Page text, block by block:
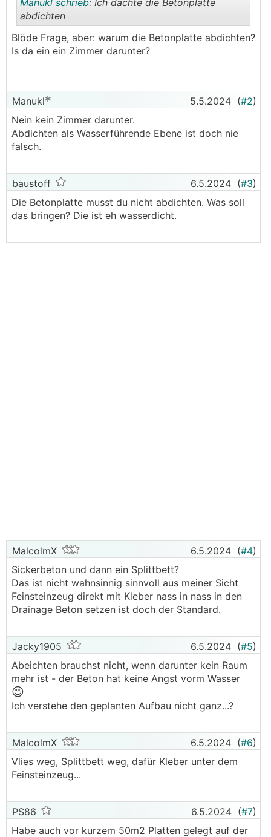
..
Manukl schrieb: Ich dachte die Betonplatte
abdichten
Blöde Frage, aber: warum die Betonplatte abdichten?
Is da ein ein Zimmer darunter?
Manukl 5.5.2024 (#2)
Nein kein Zimmer darunter.
Abdichten als Wasserführende Ebene ist doch nie
falsch.
baustoff 6.5.2024 (#3)
Die Betonplatte musst du nicht abdichten. Was soll
das bringen? Die ist eh wasserdicht.
MalcolmX 6.5.2024 (#4)
Sickerbeton und dann ein Splittbett?
Das ist nicht wahnsinnig sinnvoll aus meiner Sicht
Feinsteinzeug direkt mit Kleber nass in nass in den
Drainage Beton setzen ist doch der Standard.
Jacky1905 6.5.2024 (#5)
Abeichten brauchst nicht, wenn darunter kein Raum
mehr ist - der Beton hat keine Angst vorm Wasser
😉
Ich verstehe den geplanten Aufbau nicht ganz...?
MalcolmX 6.5.2024 (#6)
Vlies weg, Splittbett weg, dafür Kleber unter dem
Feinsteinzeug...
PS86 6.5.2024 (#7)
Habe auch vor kurzem 50m2 Platten gelegt auf der